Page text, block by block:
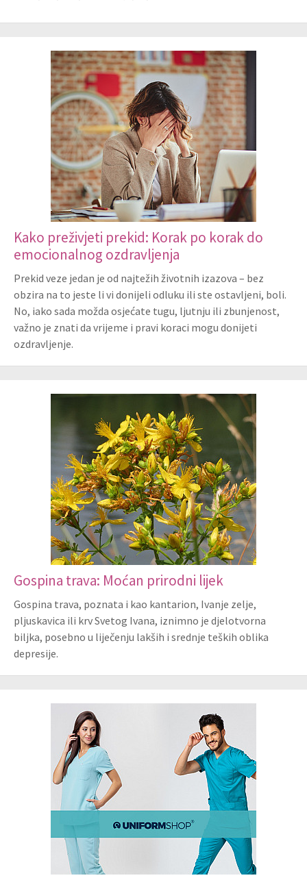
Kako preživjeti prekid: Korak po korak do
emocionalnog ozdravljenja
Prekid veze jedan je od najtežih životnih izazova – bez
obzira na to jeste li vi donijeli odluku ili ste ostavljeni, boli.
No, iako sada možda osjećate tugu, ljutnju ili zbunjenost,
važno je znati da vrijeme i pravi koraci mogu donijeti
ozdravljenje.
Gospina trava: Moćan prirodni lijek
Gospina trava, poznata i kao kantarion, Ivanje zelje,
pljuskavica ili krv Svetog Ivana, iznimno je djelotvorna
biljka, posebno u liječenju lakših i srednje teških oblika
depresije.